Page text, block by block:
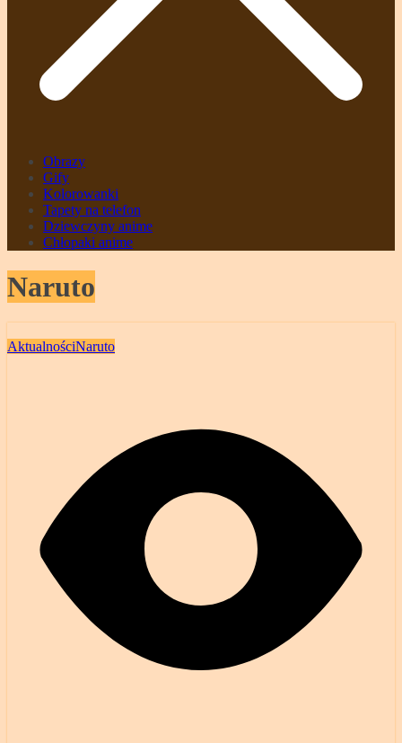
Obrazy
Gify
Kolorowanki
Tapety na telefon
Dziewczyny anime
Chłopaki anime
Naruto
AktualnościNaruto